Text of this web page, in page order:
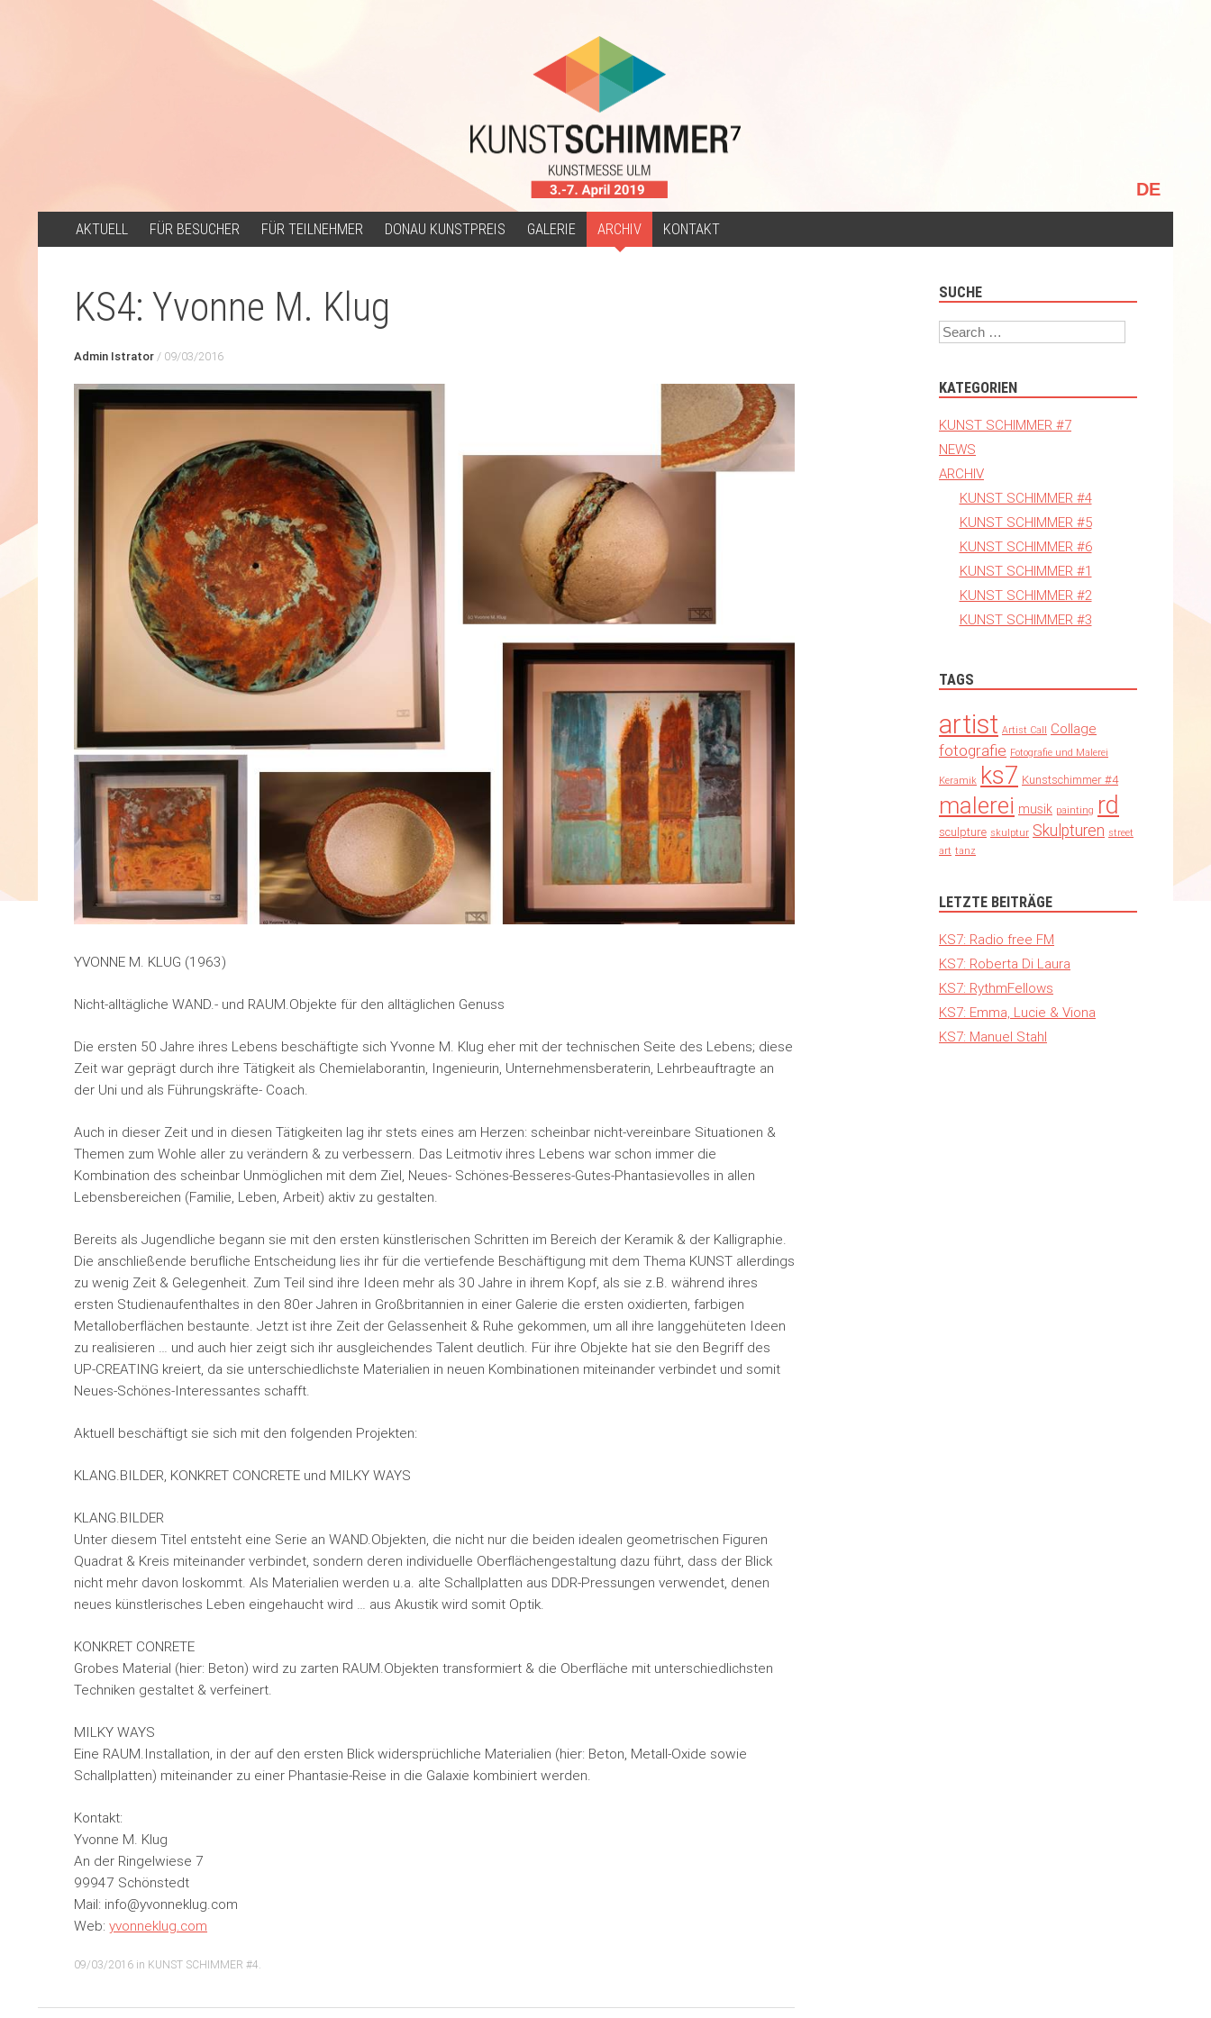
Sprache
auswählen
INHALT
AKTUELL FÜR BESUCHER FÜR TEILNEHMER DONAU KUNSTPREIS GALERIE ARCHIV KONTAKT
KS4: Yvonne M. Klug
Admin Istrator / 09/03/2016
YVONNE M. KLUG (1963)
Nicht-alltägliche WAND.- und RAUM.Objekte für den alltäglichen Genuss
Die ersten 50 Jahre ihres Lebens beschäftigte sich Yvonne M. Klug eher mit der technischen Seite des Lebens; diese
Zeit war geprägt durch ihre Tätigkeit als Chemielaborantin, Ingenieurin, Unternehmensberaterin, Lehrbeauftragte an
der Uni und als Führungskräfte- Coach.
Auch in dieser Zeit und in diesen Tätigkeiten lag ihr stets eines am Herzen: scheinbar nicht-vereinbare Situationen &
Themen zum Wohle aller zu verändern & zu verbessern. Das Leitmotiv ihres Lebens war schon immer die
Kombination des scheinbar Unmöglichen mit dem Ziel, Neues- Schönes-Besseres-Gutes-Phantasievolles in allen
Lebensbereichen (Familie, Leben, Arbeit) aktiv zu gestalten.
Bereits als Jugendliche begann sie mit den ersten künstlerischen Schritten im Bereich der Keramik & der Kalligraphie.
Die anschließende berufliche Entscheidung lies ihr für die vertiefende Beschäftigung mit dem Thema KUNST allerdings
zu wenig Zeit & Gelegenheit. Zum Teil sind ihre Ideen mehr als 30 Jahre in ihrem Kopf, als sie z.B. während ihres
ersten Studienaufenthaltes in den 80er Jahren in Großbritannien in einer Galerie die ersten oxidierten, farbigen
Metalloberflächen bestaunte. Jetzt ist ihre Zeit der Gelassenheit & Ruhe gekommen, um all ihre langgehüteten Ideen
zu realisieren … und auch hier zeigt sich ihr ausgleichendes Talent deutlich. Für ihre Objekte hat sie den Begriff des
UP-CREATING kreiert, da sie unterschiedlichste Materialien in neuen Kombinationen miteinander verbindet und somit
Neues-Schönes-Interessantes schafft.
Aktuell beschäftigt sie sich mit den folgenden Projekten:
KLANG.BILDER, KONKRET CONCRETE und MILKY WAYS
KLANG.BILDER
Unter diesem Titel entsteht eine Serie an WAND.Objekten, die nicht nur die beiden idealen geometrischen Figuren
Quadrat & Kreis miteinander verbindet, sondern deren individuelle Oberflächengestaltung dazu führt, dass der Blick
nicht mehr davon loskommt. Als Materialien werden u.a. alte Schallplatten aus DDR-Pressungen verwendet, denen
neues künstlerisches Leben eingehaucht wird … aus Akustik wird somit Optik.
KONKRET CONRETE
Grobes Material (hier: Beton) wird zu zarten RAUM.Objekten transformiert & die Oberfläche mit unterschiedlichsten
Techniken gestaltet & verfeinert.
MILKY WAYS
Eine RAUM.Installation, in der auf den ersten Blick widersprüchliche Materialien (hier: Beton, Metall-Oxide sowie
Schallplatten) miteinander zu einer Phantasie-Reise in die Galaxie kombiniert werden.
Kontakt:
Yvonne M. Klug
An der Ringelwiese 7
99947 Schönstedt
Mail: info@yvonneklug.com
Web: yvonneklug.com
09/03/2016 in KUNST SCHIMMER #4.
SUCHE
Search
KATEGORIEN
KUNST SCHIMMER #7
NEWS
ARCHIV
KUNST SCHIMMER #4
KUNST SCHIMMER #5
KUNST SCHIMMER #6
KUNST SCHIMMER #1
KUNST SCHIMMER #2
KUNST SCHIMMER #3
TAGS
artist Artist Call Collage
fotografie Fotografie und Malerei
Keramik ks7 Kunstschimmer #4
malerei musik painting rd
sculpture skulptur Skulpturen street
art tanz
LETZTE BEITRÄGE
KS7: Radio free FM
KS7: Roberta Di Laura
KS7: RythmFellows
KS7: Emma, Lucie & Viona
KS7: Manuel Stahl